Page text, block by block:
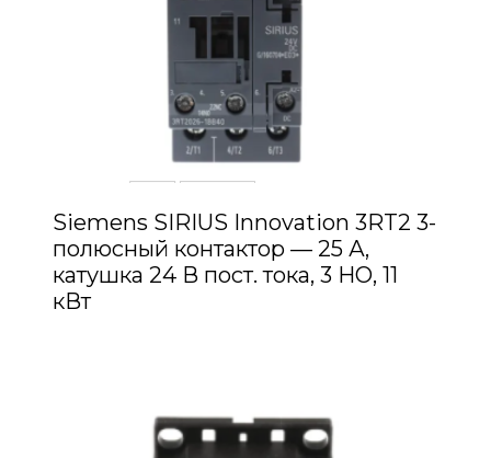
Siemens SIRIUS Innovation 3RT2 3-
полюсный контактор — 25 А,
катушка 24 В пост. тока, 3 НО, 11
кВт